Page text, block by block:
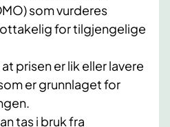
som vurderes
for tilgjengelige
prisen er lik eller lavere
er grunnlaget for
tas i bruk fra